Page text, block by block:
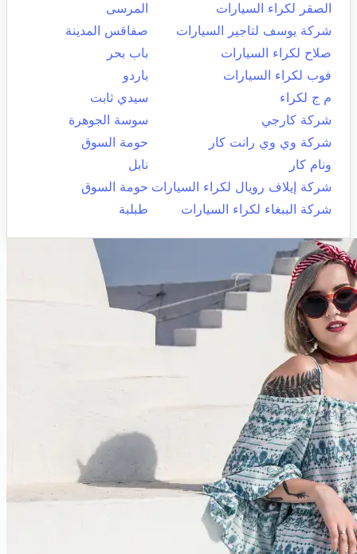
الصقر لكراء السيارات
المرسى
شركة يوسف لتاجير السيارات
صفاقس المدينة
صلاح لكراء السيارات
باب بحر
فوب لكراء السيارات
باردو
م ج لكراء
سيدي ثابت
شركة كارجي
سوسة الجوهرة
شركة وي وي رانت كار
حومة السوق
ونام كار
نابل
شركة إيلاف رويال لكراء السيارات حومة السوق
شركة الببغاء لكراء السيارات
طبلبة